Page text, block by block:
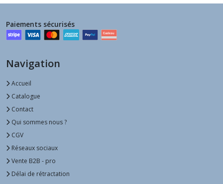
Paiements sécurisés
Navigation
Accueil
Catalogue
Contact
Qui sommes nous ?
CGV
Réseaux sociaux
Vente B2B - pro
Délai de rétractation